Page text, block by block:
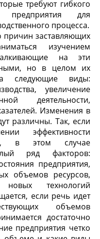
требуют гибкого
предприятия для
процесса.
причин заставляющих
изучением
на эти
но в целом их
следующие виды:
увеличение
деятельности,
Изменения в
различны. Так, если
эффективности
в этом случае
ряд факторов:
предприятия,
объемов ресурсов,
технологий
если речь идет
объемов
достаточно
предприятия четко